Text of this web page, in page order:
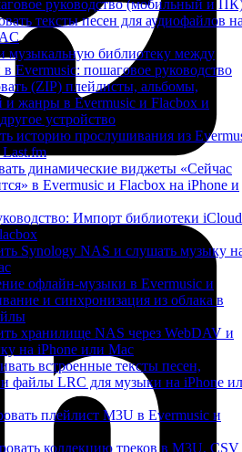
руководство (мобильный и
тексты песен для аудиофайлов
музыкальную библиотеку между
в Evermusic: пошаговое руководство
(ZIP) плейлисты, альбомы,
и жанры в Evermusic и Flacbox и
устройство
историю прослушивания из
динамические виджеты «Сейчас
в Evermusic и Flacbox на iPhone и
Импорт библиотеки
Synology NAS и слушать музыку
офлайн-музыки в Evermusic и
и синхронизация из облака в
хранилище NAS через WebDAV и
на iPhone или Mac
встроенные тексты песен,
файлы LRC для музыки на iPhone
плейлист M3U в Evermusic и
коллекцию треков в M3U,